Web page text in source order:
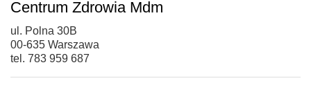
Centrum Zdrowia Mdm
ul. Polna 30B
00-635 Warszawa
tel. 783 959 687